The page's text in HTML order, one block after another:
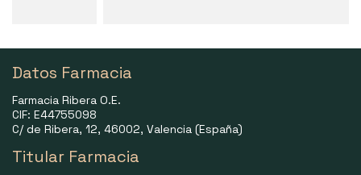
Datos Farmacia
Farmacia Ribera O.E.
CIF: E44755098
C/ de Ribera, 12, 46002, Valencia (España)
Titular Farmacia